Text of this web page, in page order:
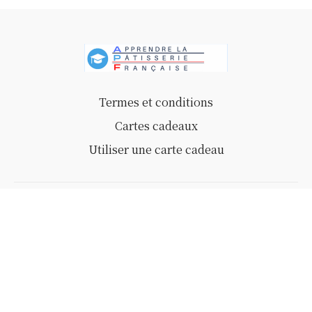
Termes et conditions
Cartes cadeaux
Utiliser une carte cadeau